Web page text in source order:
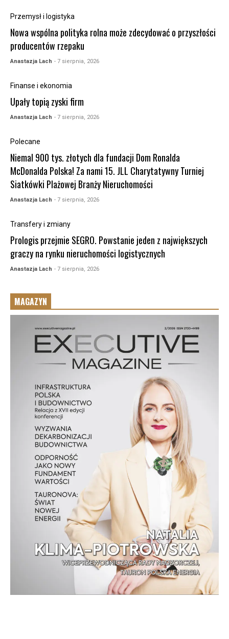
Przemysł i logistyka
Nowa wspólna polityka rolna może zdecydować o przyszłości
producentów rzepaku
Anastazja Lach - 7 sierpnia, 2026
Finanse i ekonomia
Upały topią zyski firm
Anastazja Lach - 7 sierpnia, 2026
Polecane
Niemal 900 tys. złotych dla fundacji Dom Ronalda
McDonalda Polska! Za nami 15. JLL Charytatywny Turniej
Siatkówki Plażowej Branży Nieruchomości
Anastazja Lach - 7 sierpnia, 2026
Transfery i zmiany
Prologis przejmie SEGRO. Powstanie jeden z największych
graczy na rynku nieruchomości logistycznych
Anastazja Lach - 7 sierpnia, 2026
MAGAZYN